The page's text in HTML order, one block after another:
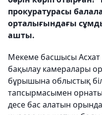
прокуратурасы
орталығындағы
ашты.
Мекеме басшысы
бақылау камералары
бұрышына облыстық
тапсырмасымен
десе бас алатын